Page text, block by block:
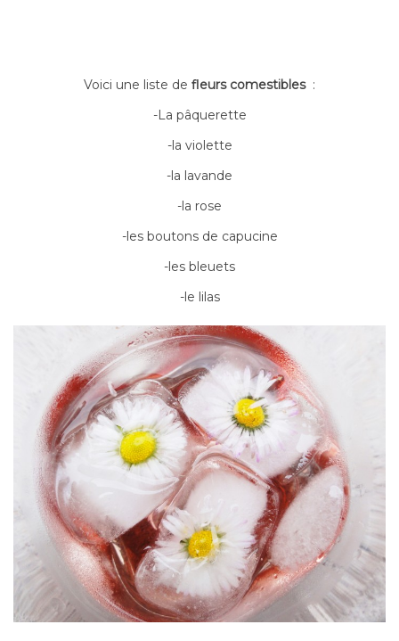
Voici une liste de fleurs comestibles:
-La pâquerette
-la violette
-la lavande
-la rose
-les boutons de capucine
-les bleuets
-le lilas